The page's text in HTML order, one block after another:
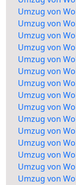
Umzug von
Umzug von
Umzug von
Umzug von
Umzug von
Umzug von
Umzug von
Umzug von
Umzug von
Umzug von
Umzug von
Umzug von
Umzug von
Umzug von
Umzug von